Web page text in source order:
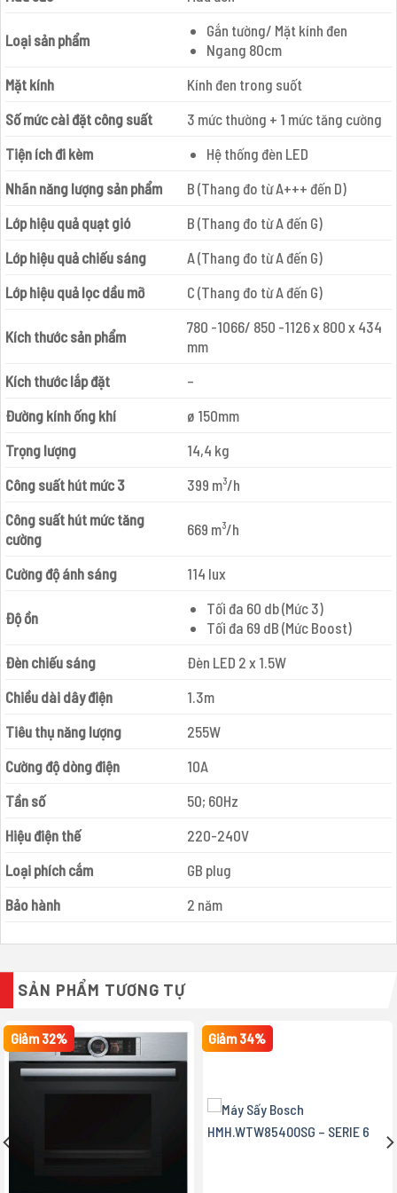
Loại sản phẩm
Gắn tường/ Mặt kính đen
Ngang 80cm
Mặt kính
Kính đen trong suốt
Số mức cài đặt công suất
3 mức thường + 1 mức tăng cường
Tiện ích đi kèm
Hệ thống đèn LED
Nhãn năng lượng sản phẩm
B (Thang đo từ A+++ đến D)
Lớp hiệu quả quạt gió
B (Thang đo từ A đến G)
Lớp hiệu quả chiếu sáng
A (Thang đo từ A đến G)
Lớp hiệu quả lọc dầu mỡ
C (Thang đo từ A đến G)
Kích thước sản phẩm
780 -1066/ 850 -1126 x 800 x 434
mm
Kích thước lắp đặt
–
Đường kính ống khí
ø 150mm
Trọng lượng
14,4 kg
Công suất hút mức 3
399 m³/h
Công suất hút mức tăng
cường
669 m³/h
Cường độ ánh sáng 114 lux
Độ ồn
Tối đa 60 db (Mức 3)
Tối đa 69 dB (Mức Boost)
Đèn chiếu sáng
Đèn LED 2 x 1.5W
Chiều dài dây điện
1.3m
Tiêu thụ năng lượng
255W
Cường độ dòng điện
10A
Tần số
50; 60Hz
Hiệu điện thế
220-240V
Loại phích cắm
GB plug
Bảo hành
2 năm
SẢN PHẨM TƯƠNG TỰ
Giảm 32% Giảm 34%